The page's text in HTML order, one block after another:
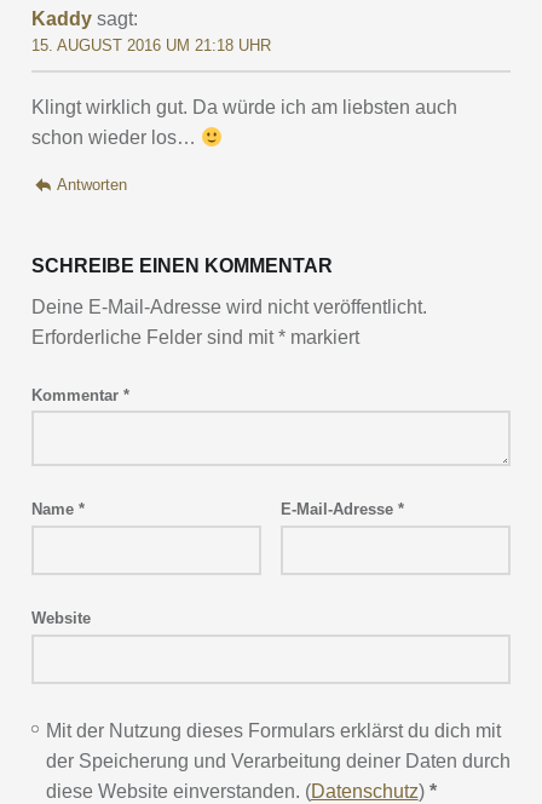
Kaddy sagt:
15. AUGUST 2016 UM 21:18 UHR
Klingt wirklich gut. Da würde ich am liebsten auch
schon wieder los…
Antworten
SCHREIBE EINEN KOMMENTAR
Deine E-Mail-Adresse wird nicht veröffentlicht.
Erforderliche Felder sind mit*markiert
Kommentar *
Name * E-Mail-Adresse *
Website
Mit der Nutzung dieses Formulars erklärst du dich mit
der Speicherung und Verarbeitung deiner Daten durch
diese Website einverstanden. (Datenschutz) *